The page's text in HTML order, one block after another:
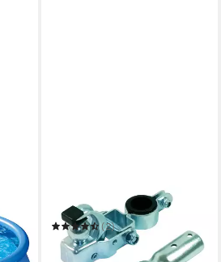
Kupplungsfahrradträger
(2)
17,50 €
in 2-3 Werktagen bei dir